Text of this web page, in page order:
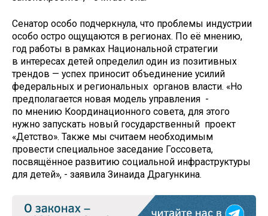
Сенатор особо подчеркнула, что проблемы индустрии
особо остро ощущаются в регионах. По её мнению,
год работы в рамках Национальной стратегии
в интересах детей определил один из позитивных
трендов — успех приносит объединение усилий
федеральных и региональных органов власти. «Но
предполагается новая модель управления -
по мнению Координационного совета, для этого
нужно запускать новый государственный проект
«Детство». Также мы считаем необходимым
провести специальное заседание Госсовета,
посвящённое развитию социальной инфраструктуры
для детей», - заявила Зинаида Драгункина.